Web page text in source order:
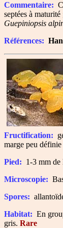
Commentaire:
septées à
Guepiniopsis
Références:
Fructification:
marge peu
Pied: 1-3 mm de
Microscopie:
Spores:
Habitat: En
gris. Rare